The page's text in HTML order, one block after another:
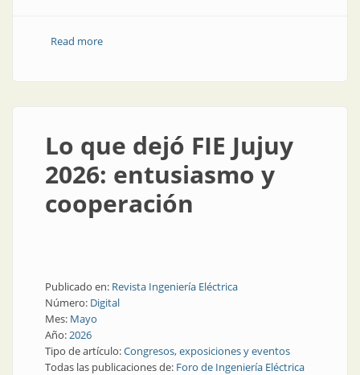
Read moreabout En noviembre, Foro en Mendoza
Lo que dejó FIE Jujuy
2026: entusiasmo y
cooperación
Publicado en: Revista Ingeniería Eléctrica
Número: Digital
Mes: Mayo
Año:2026
Tipo de artículo:Congresos, exposiciones y eventos
Todas las publicaciones de: Foro de Ingeniería Eléctrica